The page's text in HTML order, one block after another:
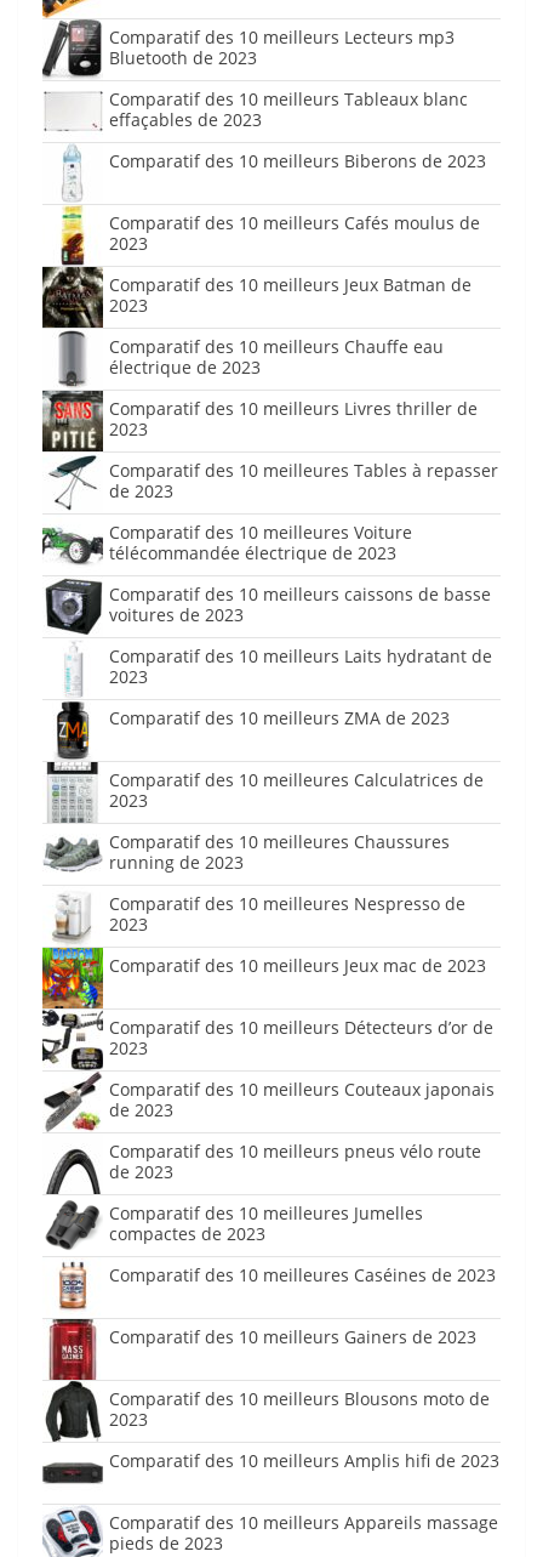
Comparatif des 10 meilleurs Lecteurs mp3
Bluetooth de 2023
Comparatif des 10 meilleurs Tableaux blanc
effaçables de 2023
Comparatif des 10 meilleurs Biberons de 2023
Comparatif des 10 meilleurs Cafés moulus de
2023
Comparatif des 10 meilleurs Jeux Batman de
2023
Comparatif des 10 meilleurs Chauffe eau
électrique de 2023
Comparatif des 10 meilleurs Livres thriller de
2023
Comparatif des 10 meilleures Tables à repasser
de 2023
Comparatif des 10 meilleures Voiture
télécommandée électrique de 2023
Comparatif des 10 meilleurs caissons de basse
voitures de 2023
Comparatif des 10 meilleurs Laits hydratant de
2023
Comparatif des 10 meilleurs ZMA de 2023
Comparatif des 10 meilleures Calculatrices de
2023
Comparatif des 10 meilleures Chaussures
running de 2023
Comparatif des 10 meilleures Nespresso de
2023
Comparatif des 10 meilleurs Jeux mac de 2023
Comparatif des 10 meilleurs Détecteurs d’or de
2023
Comparatif des 10 meilleurs Couteaux japonais
de 2023
Comparatif des 10 meilleurs pneus vélo route
de 2023
Comparatif des 10 meilleures Jumelles
compactes de 2023
Comparatif des 10 meilleures Caséines de 2023
Comparatif des 10 meilleurs Gainers de 2023
Comparatif des 10 meilleurs Blousons moto de
2023
Comparatif des 10 meilleurs Amplis hifi de 2023
Comparatif des 10 meilleurs Appareils massage
pieds de 2023